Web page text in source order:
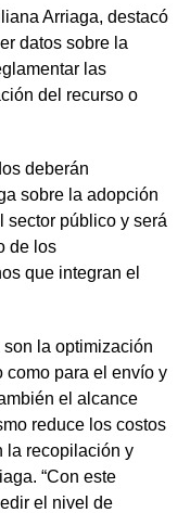
Arriaga, destacó
datos sobre la
las
del recurso o
deberán
sobre la adopción
sector público y será
de los
que integran el
la optimización
como para el envío y
el alcance
reduce los costos
la recopilación y
“Con este
el nivel de